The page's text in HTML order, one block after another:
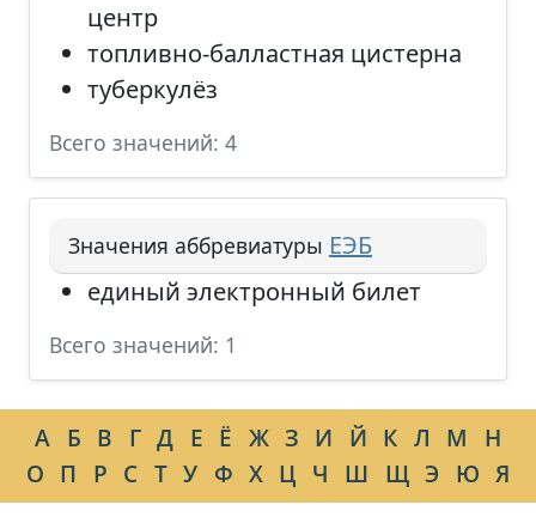
центр
топливно-балластная цистерна
туберкулёз
Всего значений: 4
Значения аббревиатуры ЕЭБ
единый электронный билет
Всего значений: 1
А Б В Г Д Е Ё Ж З И Й К Л М
Н
О П Р С Т У Ф Х Ц Ч Ш Щ Э Ю Я